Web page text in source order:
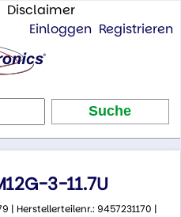
Disclaimer
Einloggen Registrieren
3-11.7U
| Herstellerteilenr.: 9457231170 |